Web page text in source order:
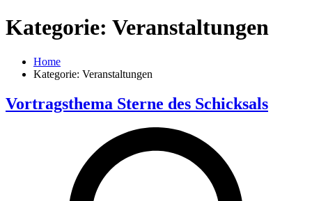
Kategorie: Veranstaltungen
Home
Kategorie: Veranstaltungen
Vortragsthema Sterne des Schicksals